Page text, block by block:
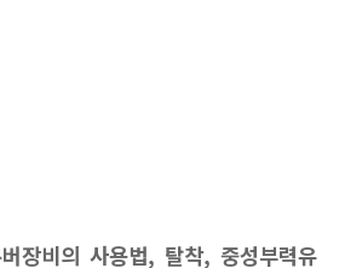
장비의 사용법, 탈착, 중성부력유